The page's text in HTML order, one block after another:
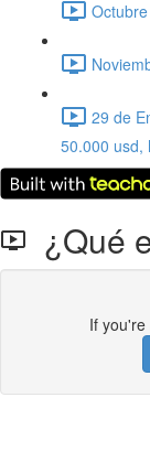
29 de
50.000 usd,
¿Qué
If